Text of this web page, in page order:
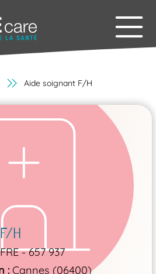
Aide soignant F/H
H
- 657 937
Cannes (06400)